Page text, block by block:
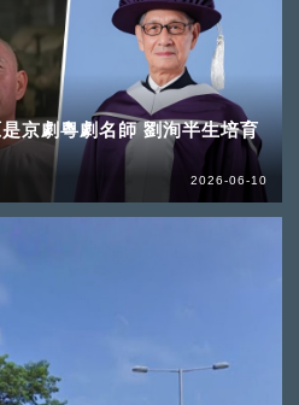
京劇粵劇名師 劉洵半生培育
2026-06-10